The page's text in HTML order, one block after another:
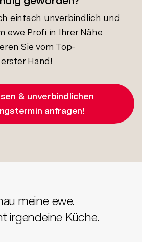
einfach unverbindlich und
ewe Profi in Ihrer Nähe
Sie vom Top-
Hand!
& unverbindlichen
anfragen!
meine ewe.
irgendeine Küche.